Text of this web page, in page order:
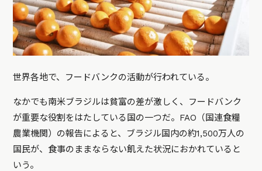
世界各地で、フードバンクの活動が行われている。
なかでも南米ブラジルは貧富の差が激しく、フードバンク
が重要な役割をはたしている国の一つだ。FAO（国連食糧
農業機関）の報告によると、ブラジル国内の約1,500万人の
国民が、食事のままならない飢えた状況におかれていると
いう。